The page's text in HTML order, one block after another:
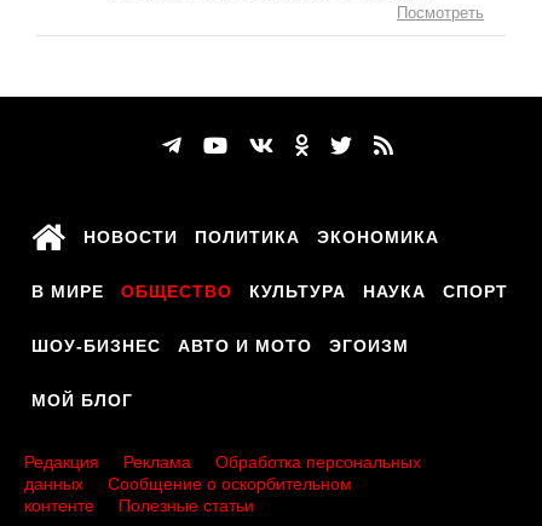
Посмотреть
НОВОСТИ ПОЛИТИКА ЭКОНОМИКА
В МИРЕ ОБЩЕСТВО КУЛЬТУРА НАУКА СПОРТ
ШОУ-БИЗНЕС АВТО И МОТО ЭГОИЗМ
МОЙ БЛОГ
Редакция Реклама
Обработка персональных
данных
Сообщение о оскорбительном
контенте
Полезные статьи